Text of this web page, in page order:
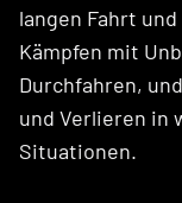
langen Fahrt
Kämpfen mit
Durchfahren,
und Verlieren
Situationen.